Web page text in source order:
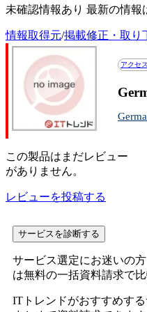
未確認情報あり 最新の情
情報取得元/掲載修正・取り
アクセ
この製品はまだレビュー
がありません。
レビューを投稿する
サービスを診断する
サービス選定にお迷いの方
は無料の一括資料請求で比
ITトレンドがおすすめす